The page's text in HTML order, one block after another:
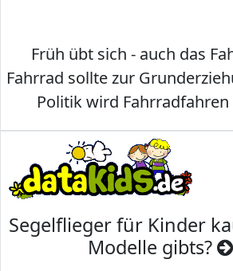
Früh übt sich - auch das
Fahrrad sollte zur
Politik wird
Segelflieger für Kinder
Modelle gibts?